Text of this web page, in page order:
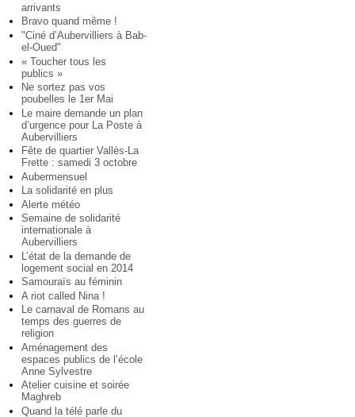
arrivants
Bravo quand même !
"Ciné d’Aubervilliers à Bab-
el-Oued"
« Toucher tous les
publics »
Ne sortez pas vos
poubelles le 1er Mai
Le maire demande un plan
d’urgence pour La Poste à
Aubervilliers
Fête de quartier Vallès-La
Frette : samedi 3 octobre
Aubermensuel
La solidarité en plus
Alerte météo
Semaine de solidarité
internationale à
Aubervilliers
L’état de la demande de
logement social en 2014
Samouraïs au féminin
A riot called Nina !
Le carnaval de Romans au
temps des guerres de
religion
Aménagement des
espaces publics de l’école
Anne Sylvestre
Atelier cuisine et soirée
Maghreb
Quand la télé parle du